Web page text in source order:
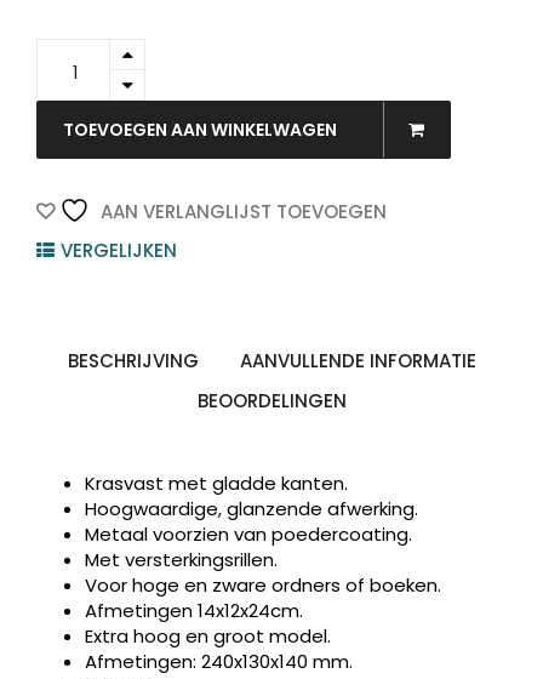
MAUL
Boekensteun
Zwart
TOEVOEGEN AAN WINKELWAGEN
AAN VERLANGLIJST TOEVOEGEN
VERGELIJKEN
BESCHRIJVING
AANVULLENDE INFORMATIE
BEOORDELINGEN
Krasvast met gladde kanten.
Hoogwaardige, glanzende afwerking.
Metaal voorzien van poedercoating.
Met versterkingsrillen.
Voor hoge en zware ordners of boeken.
Afmetingen 14x12x24cm.
Extra hoog en groot model.
Afmetingen: 240x130x140 mm.